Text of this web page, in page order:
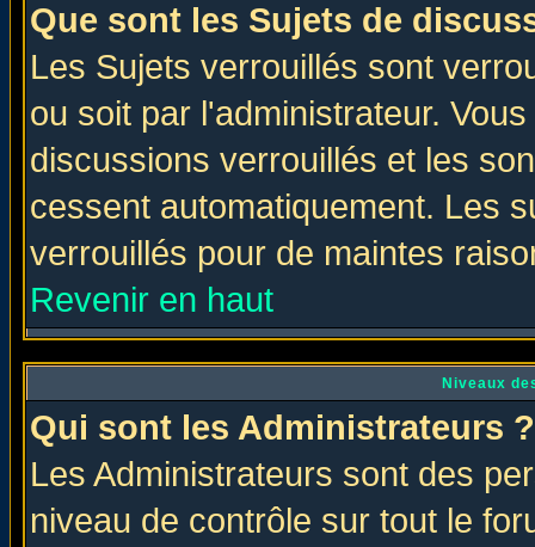
Que sont les Sujets de
Les Sujets verrouillés sont
ou soit par l'administrateur.
discussions verrouillés et les
cessent automatiquement. Les
verrouillés pour de maintes
Revenir en haut
Niveaux
Qui sont les Administrateurs ?
Les Administrateurs sont des
niveau de contrôle sur tout le